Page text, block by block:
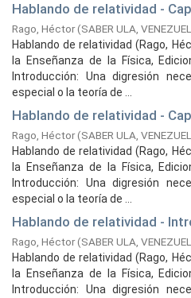
Hablando de relatividad -
Rago, Héctor(SABER ULA,
Hablando de relatividad (Rago,
la Enseñanza de la Física,
Introducción: Una digresión
especial o la teoría de ...
Hablando de relatividad -
Rago, Héctor(SABER ULA,
Hablando de relatividad (Rago,
la Enseñanza de la Física,
Introducción: Una digresión
especial o la teoría de ...
Hablando de relatividad -
Rago, Héctor(SABER ULA,
Hablando de relatividad (Rago,
la Enseñanza de la Física,
Introducción: Una digresión